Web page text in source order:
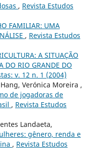
, Revista Estudos
FAMILIAR: UMA
, Revista Estudos
A SITUAÇÃO
DO RIO GRANDE DO
v. 12 n. 1 (2004)
Verónica Moreira ,
de jogadoras de
, Revista Estudos
Landaeta,
gênero, renda e
, Revista Estudos